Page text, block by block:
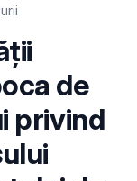
de
privind